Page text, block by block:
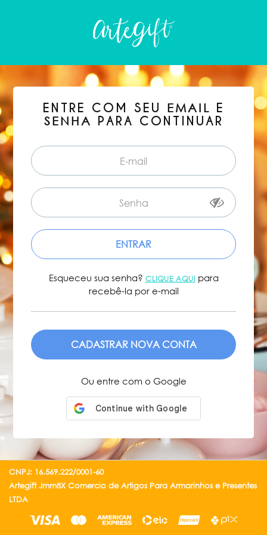
ENTRE COM SEU EMAIL E
SENHA PARA CONTINUAR
ENTRAR
Esqueceu sua senha? CLIQUE AQUI para
recebê-la por e-mail
ENVIAR
Ou entre com o Google
CNPJ: 16.569.222/0001-60
Artegift Jmm8X Comercio de Artigos Para Armarinhos e Presentes
LTDA